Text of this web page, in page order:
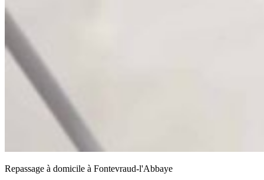
Repassage à domicile à Fontevraud-l'Abbaye